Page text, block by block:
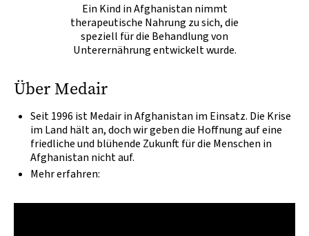
Ein Kind in Afghanistan nimmt
therapeutische Nahrung zu sich, die
speziell für die Behandlung von
Unterernährung entwickelt wurde.
Über Medair
Seit 1996 ist Medair in Afghanistan im Einsatz. Die Krise
im Land hält an, doch wir geben die Hoffnung auf eine
friedliche und blühende Zukunft für die Menschen in
Afghanistan nicht auf.
Mehr erfahren: